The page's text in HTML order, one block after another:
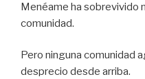
Menéame ha sobrevivido
comunidad.
Pero ninguna comunidad
desprecio desde arriba.